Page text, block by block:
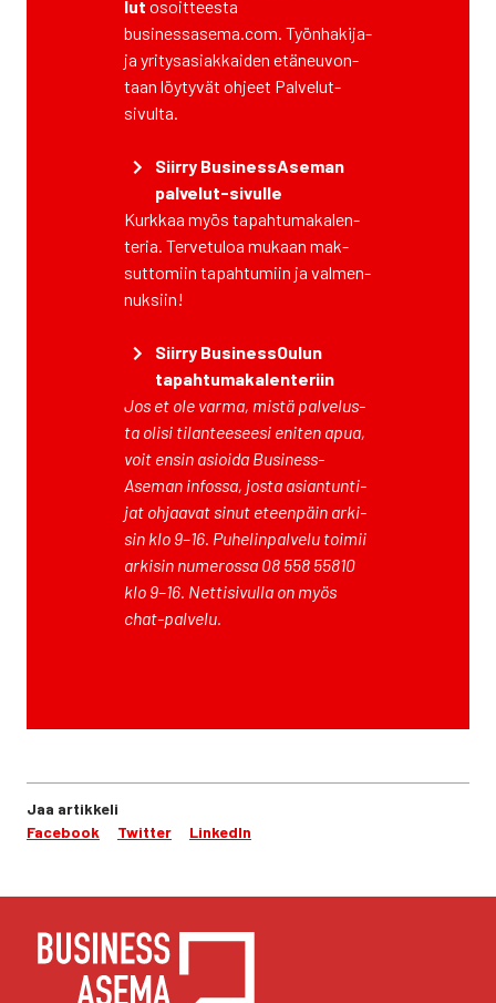
lut osoit­tees­ta
businessasema.com. Työn­ha­ki­ja-
ja yri­tys­asiak­kai­den etä­neu­von­
taan löy­ty­vät ohjeet Pal­ve­lut-
sivul­ta.
Siir­ry Business­Aseman
pal­ve­lut-sivul­le
Kurk­kaa myös tapah­tu­ma­ka­len­
te­ria. Ter­ve­tu­loa mukaan mak­
sut­to­miin tapah­tu­miin ja val­men­
nuk­siin!
Siir­ry Business­Oulun
tapah­tu­ma­ka­len­te­riin
Jos et ole var­ma, mis­tä pal­ve­lus­
ta oli­si tilan­tee­see­si eni­ten apua,
voit ensin asioi­da Business­
Aseman infos­sa, jos­ta asian­tun­ti­
jat ohjaa­vat sinut eteen­päin arki­
sin klo 9–16. Puhe­lin­pal­ve­lu toi­mii
arki­sin nume­ros­sa 08 558 55810
klo 9–16. Net­ti­si­vul­la on myös
chat-pal­ve­lu.
Jaa artikkeli
Facebook
Twitter LinkedIn
YHTEYS­TIE­DOT